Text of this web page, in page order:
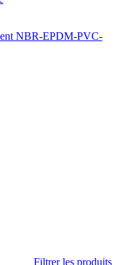
NBR-EPDM-PVC-
Filtrer les produits